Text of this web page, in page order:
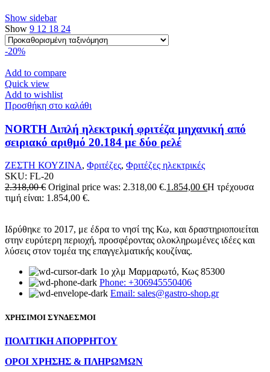
Show sidebar
Show 9 12 18 24
-20%
Add to compare
Quick view
Add to wishlist
Προσθήκη στο καλάθι
NORTH Διπλή ηλεκτρική φριτέζα μηχανική από
σειριακό αριθμό 20.184 με δύο ρελέ
ΖΕΣΤΗ ΚΟΥΖΙΝΑ, Φριτέζες, Φριτέζες ηλεκτρικές
SKU: FL-20
2.318,00€ Original price was: 2.318,00 €.1.854,00 €Η τρέχουσα
τιμή είναι: 1.854,00 €.
Ιδρύθηκε το 2017, με έδρα το νησί της Κω, και δραστηριοποιείται
στην ευρύτερη περιοχή, προσφέροντας ολοκληρωμένες ιδέες και
λύσεις στον τομέα της επαγγελματικής κουζίνας.
1ο χλμ Μαρμαρωτό, Κως 85300
Phone: +306945550406
Email: sales@gastro-shop.gr
ΧΡΗΣΙΜΟΙ ΣΥΝΔΕΣΜΟΙ
ΠΟΛΙΤΙΚΗ ΑΠΟΡΡΗΤΟΥ
ΟΡΟΙ ΧΡΗΣΗΣ & ΠΛΗΡΩΜΩΝ